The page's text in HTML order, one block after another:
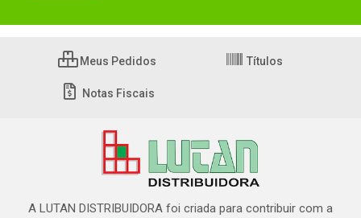
Meus Pedidos Títulos
Notas Fiscais
A LUTAN DISTRIBUIDORA foi criada para contribuir com a